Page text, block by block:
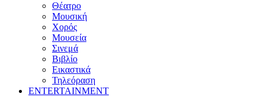
Θέατρο
Μουσική
Χορός
Μουσεία
Σινεμά
Βιβλίο
Εικαστικά
Τηλεόραση
ENTERTAINMENT